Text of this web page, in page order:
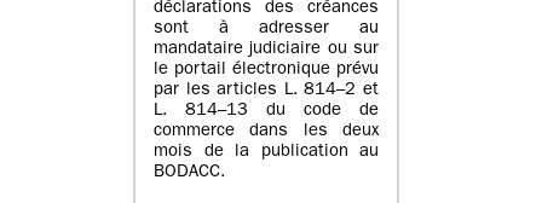
déclarations des créances
sont à adresser au
mandataire judiciaire ou sur
le portail électronique prévu
par les articles L. 814–2 et
L. 814–13 du code de
commerce dans les deux
mois de la publication au
BODACC.